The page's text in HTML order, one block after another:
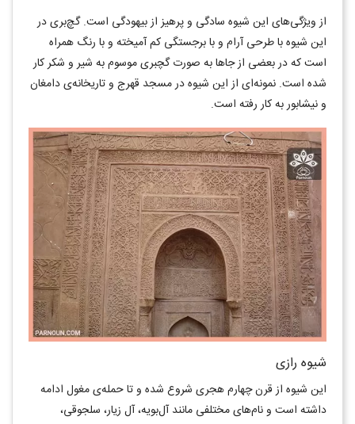
از ویژگی‌های این شیوه سادگی و پرهیز از بیهودگی است. گچ‌بری در
این شیوه با طرحی آرام و با برجستگی کم آمیخته و با رنگ همراه
است که در بعضی از جاها به صورت گچبری موسوم به شیر و شکر کار
شده است. نمونه‌ای از این شیوه در مسجد قهرج و تاریخانه‌ی دامغان
و نیشابور به کار رفته است.
شیوه رازی
این شیوه از قرن چهارم هجری شروع شده و تا حمله‌ی مغول ادامه
داشته است و نام‌های مختلفی مانند آل‌بویه، آل زیار، سلجوقی،